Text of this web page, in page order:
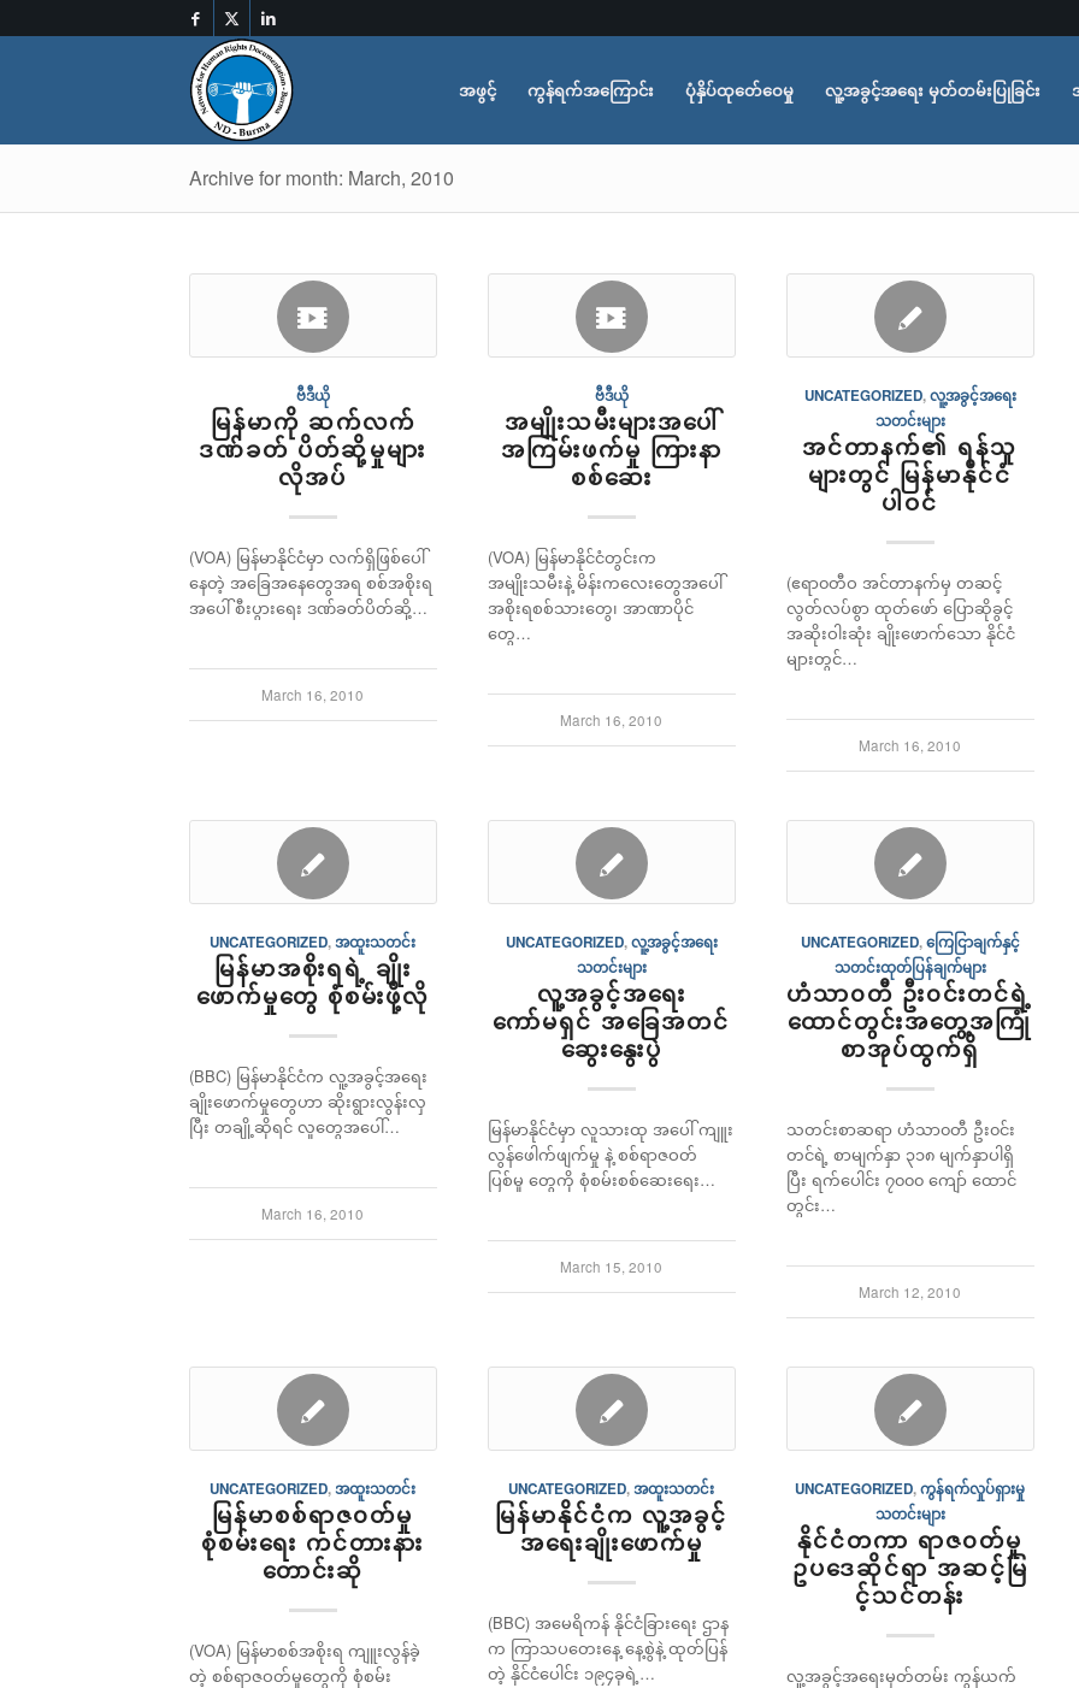
အဖွင့် ကွန်ရက်အကြောင်း ပုံနှိပ်ထုတ်ေဝေမှု လူ့အခွင့်အရေး မှတ်တမ်းပြုခြင်း
Archive for month: March, 2010
ဗီဒီယို
မြန်မာကို ဆက်လက်
ဒဏ်ခတ် ပိတ်ဆို့မှုများ
လိုအပ်
(VOA) မြန်မာနိုင်ငံမှာ လက်ရှိဖြစ်ပေါ်
နေတဲ့ အခြေအနေတွေအရ စစ်အစိုးရ
အပေါ် စီးပွားရေး ဒဏ်ခတ်ပိတ်ဆို့…
March 16, 2010
ဗီဒီယို
အမျိုးသမီးများအပေါ်
အကြမ်းဖက်မှု ကြားနာ
စစ်ဆေး
(VOA) မြန်မာနိုင်ငံတွင်းက
အမျိုးသမီးနဲ့ မိန်းကလေးတွေအပေါ်
အစိုးရစစ်သားတွေ၊ အာဏာပိုင်
တွေ…
March 16, 2010
UNCATEGORIZED,လူ့အခွင့်အရေး
သတင်းများ
အင်တာနက်၏ ရန်သူ
များတွင် မြန်မာနိုင်ငံ
ပါဝင်
(ဧရာ၀တီဝ အင်တာနက်မှ တဆင့်
လွတ်လပ်စွာ ထုတ်ဖော် ပြောဆိုခွင့်
အဆိုးဝါးဆုံး ချိုးဖောက်သော နိုင်ငံ
များတွင်…
March 16, 2010
UNCATEGORIZED,အထူးသတင်း
မြန်မာအစိုးရရဲ့ ချိုး
ဖောက်မှုတွေ စုံစမ်းဖို့လို
(BBC) မြန်မာနိုင်ငံက လူ့အခွင့်အရေး
ချိုးဖောက်မှုတွေဟာ ဆိုးရွားလွန်းလှ
ပြီး တချို့ဆိုရင် လူတွေအပေါ်…
March 16, 2010
UNCATEGORIZED,လူ့အခွင့်အရေး
သတင်းများ
လူ့အခွင့်အရေး
ကော်မရှင် အခြေအတင်
ဆွေးနွေးပွဲ
မြန်မာနိုင်ငံမှာ လူသားထု အပေါ် ကျူး
လွန်ဖေါက်ဖျက်မှု နဲ့ စစ်ရာဇဝတ်
ပြစ်မှု တွေကို စုံစမ်းစစ်ဆေးရေး…
March 15, 2010
UNCATEGORIZED,ကြေငြာချက်နှင့်
သတင်းထုတ်ပြန်ချက်များ
ဟံသာ၀တီ ဦး၀င်းတင်ရဲ့
ထောင်တွင်းအတွေ့အကြုံ
စာအုပ်ထွက်ရှိ
သတင်းစာဆရာ ဟံသာ၀တီ ဦး၀င်း
တင်ရဲ့ စာမျက်နှာ ၃၁၈ မျက်နှာပါရှိ
ပြီး ရက်ပေါင်း ၇၀၀၀ ကျော် ထောင်
တွင်း…
March 12, 2010
UNCATEGORIZED,အထူးသတင်း
မြန်မာစစ်ရာဇ၀တ်မှု
စုံစမ်းရေး ကင်တားနား
တောင်းဆို
(VOA) မြန်မာစစ်အစိုးရ ကျူးလွန်ခဲ့
တဲ့ စစ်ရာဇဝတ်မှုတွေကို စုံစမ်း
UNCATEGORIZED,အထူးသတင်း
မြန်မာနိုင်ငံက လူ့အခွင့်
အရေးချိုးဖောက်မှု
(BBC) အမေရိကန် နိုင်ငံခြားရေး ဌာန
က ကြာသပတေးနေ့ နေ့စွဲနဲ့ ထုတ်ပြန်
တဲ့ နိုင်ငံပေါင်း ၁၉၄ခုရဲ့…
UNCATEGORIZED,ကွန်ရက်လှုပ်ရှားမှု
သတင်းများ
နိုင်ငံတကာ ရာဇ၀တ်မှု
ဥပဒေဆိုင်ရာ အဆင့်မြ
င့်သင်တန်း
လူ့အခွင့်အရေးမှတ်တမ်း ကွန်ယက်